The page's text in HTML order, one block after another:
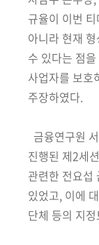
규율이 이번
아니라 현재
수 있다는 점
사업자를 보호
주장하였다.
금융연구원
진행된 제2세
관련한 전요섭
있었고, 이에
단체 등의 지